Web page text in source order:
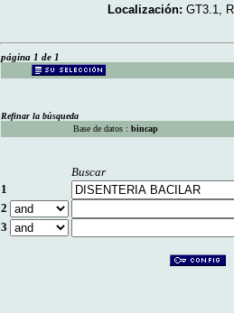
Localización: GT3.1,
página 1 de 1
Refinar la búsqueda
Base de datos : bincap
Buscar
1
2
3